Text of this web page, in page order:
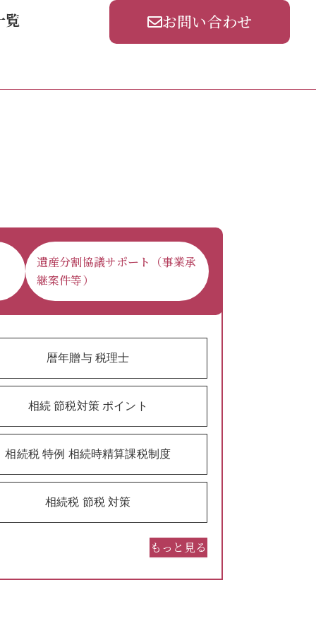
覧 お問い合わせ
遺産分割協議サポート（事業承
継案件等）
暦年贈与 税理士
相続 節税対策 ポイント
相続税 特例 相続時精算課税制度
相続税 節税 対策
もっと見る